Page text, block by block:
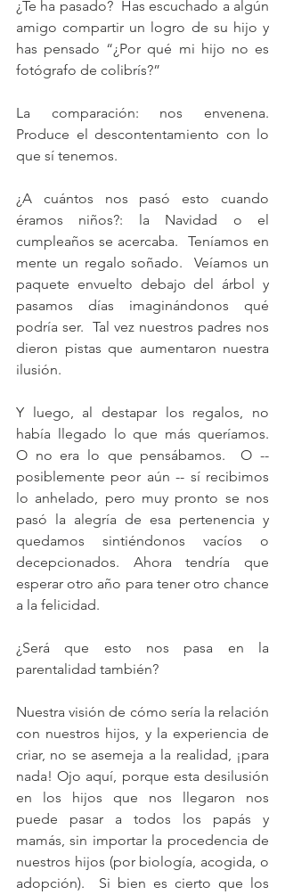
¿Te ha pasado?  Has escuchado a algún
amigo compartir un logro de su hijo y
has pensado “¿Por qué mi hijo no es
fotógrafo de colibrís?”
La comparación: nos envenena.
Produce el descontentamiento con lo
que sí tenemos.
¿A cuántos nos pasó esto cuando
éramos niños?: la Navidad o el
cumpleaños se acercaba.  Teníamos en
mente un regalo soñado.  Veíamos un
paquete envuelto debajo del árbol y
pasamos días imaginándonos qué
podría ser.  Tal vez nuestros padres nos
dieron pistas que aumentaron nuestra
ilusión.
Y luego, al destapar los regalos, no
había llegado lo que más queríamos.
O no era lo que pensábamos.  O --
posiblemente peor aún -- sí recibimos
lo anhelado, pero muy pronto se nos
pasó la alegría de esa pertenencia y
quedamos sintiéndonos vacíos o
decepcionados. Ahora tendría que
esperar otro año para tener otro chance
a la felicidad.
¿Será que esto nos pasa en la
parentalidad también?
Nuestra visión de cómo sería la relación
con nuestros hijos, y la experiencia de
criar, no se asemeja a la realidad, ¡para
nada! Ojo aquí, porque esta desilusión
en los hijos que nos llegaron nos
puede pasar a todos los papás y
mamás, sin importar la procedencia de
nuestros hijos (por biología, acogida, o
adopción).  Si bien es cierto que los